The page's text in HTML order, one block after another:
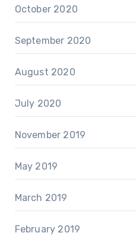
October 2020
September 2020
August 2020
July 2020
November 2019
May 2019
March 2019
February 2019